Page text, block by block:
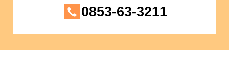
0853-63-3211